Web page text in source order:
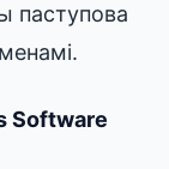
паступова
Software